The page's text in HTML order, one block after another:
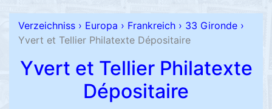
Verzeichniss › Europa › Frankreich › 33 Gironde ›
Yvert et Tellier Philatexte Dépositaire
Yvert et Tellier Philatexte
Dépositaire